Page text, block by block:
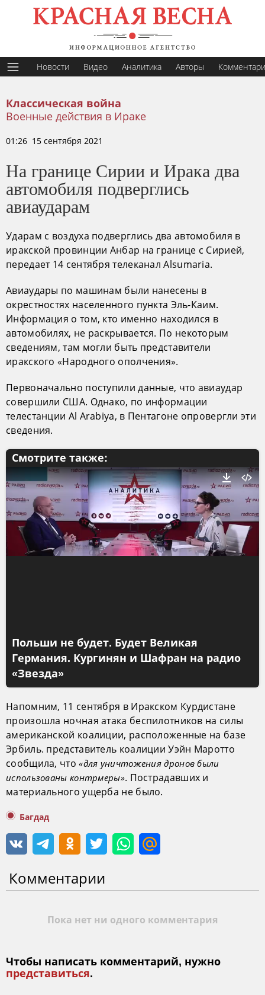
Новости Видео Аналитика Авторы
Классическая война
Военные действия в Ираке
01:26 15 сентября 2021
На границе Сирии и Ирака два
автомобиля подверглись
авиаударам
Ударам с воздуха подверглись два автомобиля в
иракской провинции Анбар на границе с Сирией,
передает 14 сентября телеканал Alsumaria.
Авиаудары по машинам были нанесены в
окрестностях населенного пункта Эль-Каим.
Информация о том, кто именно находился в
автомобилях, не раскрывается. По некоторым
сведениям, там могли быть представители
иракского «Народного ополчения».
Первоначально поступили данные, что авиаудар
совершили США. Однако, по информации
телестанции Al Arabiya, в Пентагоне опровергли эти
сведения.
Смотрите также:
Польши не будет. Будет Великая
Германия. Кургинян и Шафран на радио
«Звезда»
Напомним, 11 сентября в Иракском Курдистане
произошла ночная атака беспилотников на силы
американской коалиции, расположенные на базе
Эрбиль. представитель коалиции Уэйн Маротто
сообщила, что«для уничтожения дронов были
использованы контрмеры». Пострадавших и
материального ущерба не было.
Багдад
Комментарии
Пока нет ни одного комментария
Чтобы написать комментарий, нужно
представиться.